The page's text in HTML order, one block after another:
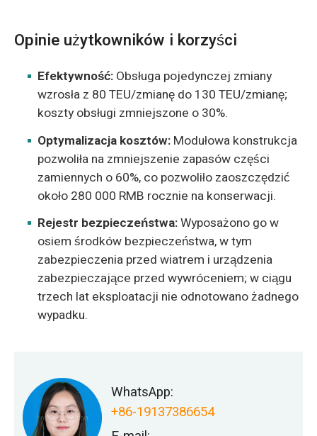
Opinie użytkowników i korzyści
Efektywność: Obsługa pojedynczej zmiany
wzrosła z 80 TEU/zmianę do 130 TEU/zmianę;
koszty obsługi zmniejszone o 30%.
Optymalizacja kosztów: Modułowa konstrukcja
pozwoliła na zmniejszenie zapasów części
zamiennych o 60%, co pozwoliło zaoszczędzić
około 280 000 RMB rocznie na konserwacji.
Rejestr bezpieczeństwa:Wyposażono go w
osiem środków bezpieczeństwa, w tym
zabezpieczenia przed wiatrem i urządzenia
zabezpieczające przed wywróceniem; w ciągu
trzech lat eksploatacji nie odnotowano żadnego
wypadku.
WhatsApp:
+86-19137386654